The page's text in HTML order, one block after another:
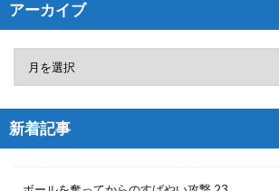
アーカイブ
新着記事